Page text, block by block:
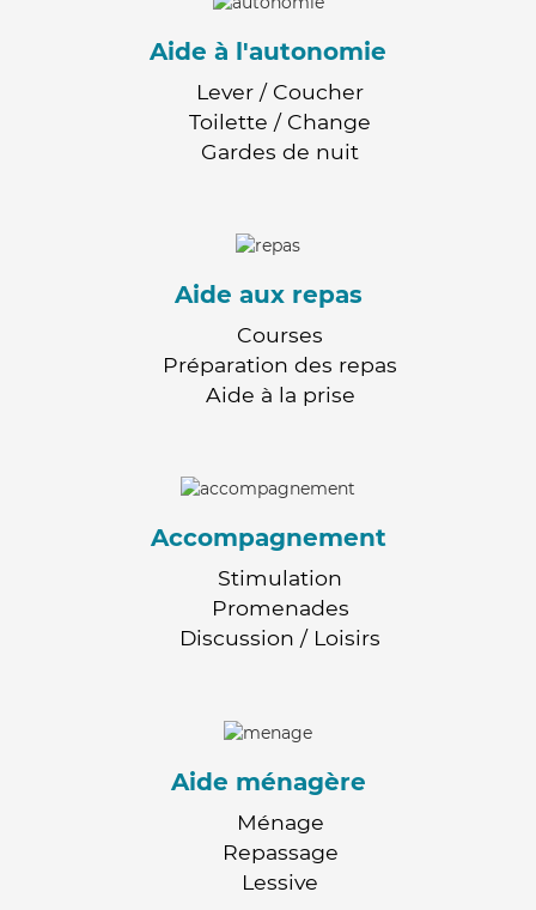
Aide à l'autonomie
Lever / Coucher
Toilette / Change
Gardes de nuit
Aide aux repas
Courses
Préparation des repas
Aide à la prise
Accompagnement
Stimulation
Promenades
Discussion / Loisirs
Aide ménagère
Ménage
Repassage
Lessive